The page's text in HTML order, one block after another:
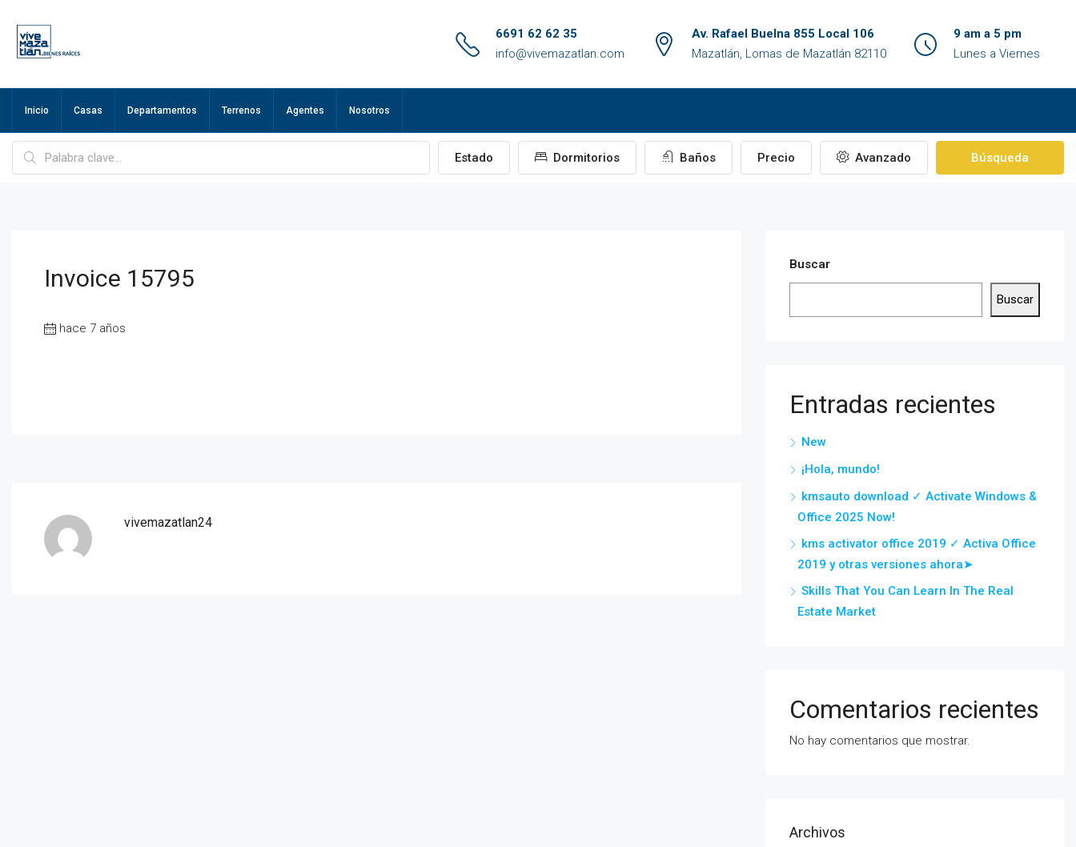
6691 62 62 35
info@vivemazatlan.com
Av. Rafael Buelna 855 Local 106
Mazatlán, Lomas de Mazatlán 82110
9 am a 5 pm
Lunes a Viernes
Inicio Casas Departamentos Terrenos Agentes Nosotros
Estado Dormitorios Baños Precio Avanzado Búsqueda
Invoice 15795
hace 7 años
vivemazatlan24
Buscar
Buscar
Entradas recientes
New
¡Hola, mundo!
kmsauto download ✓ Activate Windows &
Office 2025 Now!
kms activator office 2019 ✓ Activa Office
2019 y otras versiones ahora➤
Skills That You Can Learn In The Real
Estate Market
Comentarios recientes
No hay comentarios que mostrar.
Archivos